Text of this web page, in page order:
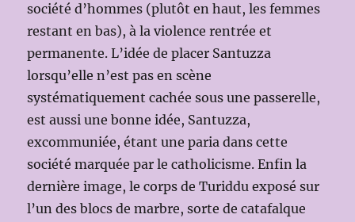
société d’hommes (plutôt en haut, les femmes
restant en bas), à la violence rentrée et
permanente. L’idée de placer Santuzza
lorsqu’elle n’est pas en scène
systématiquement cachée sous une passerelle,
est aussi une bonne idée, Santuzza,
excommuniée, étant une paria dans cette
société marquée par le catholicisme. Enfin la
dernière image, le corps de Turiddu exposé sur
l’un des blocs de marbre, sorte de catafalque